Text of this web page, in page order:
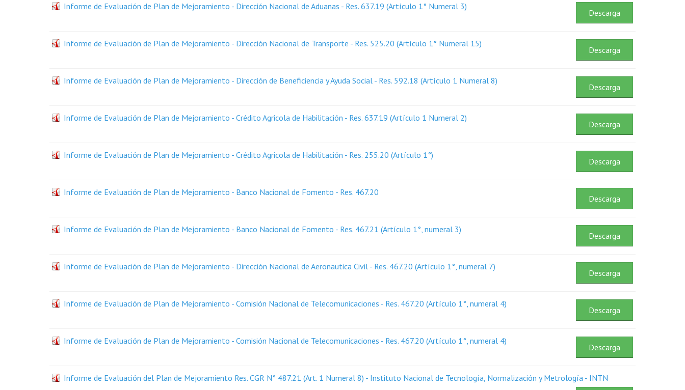
Informe de Evaluación de Plan de Mejoramiento - Dirección Nacional de Aduanas - Res. 637.19 (Artículo 1° Numeral 3)
Descarga
Informe de Evaluación de Plan de Mejoramiento - Dirección Nacional de Transporte - Res. 525.20 (Artículo 1° Numeral 15)
Descarga
Informe de Evaluación de Plan de Mejoramiento - Dirección de Beneficiencia y Ayuda Social - Res. 592.18 (Artículo 1 Numeral 8)
Descarga
Informe de Evaluación de Plan de Mejoramiento - Crédito Agricola de Habilitación - Res. 637.19 (Artículo 1 Numeral 2)
Descarga
Informe de Evaluación de Plan de Mejoramiento - Crédito Agricola de Habilitación - Res. 255.20 (Artículo 1°)
Descarga
Informe de Evaluación de Plan de Mejoramiento - Banco Nacional de Fomento - Res. 467.20
Descarga
Informe de Evaluación de Plan de Mejoramiento - Banco Nacional de Fomento - Res. 467.21 (Artículo 1°, numeral 3)
Descarga
Informe de Evaluación de Plan de Mejoramiento - Dirección Nacional de Aeronautica Civil - Res. 467.20 (Artículo 1°, numeral 7)
Descarga
Informe de Evaluación de Plan de Mejoramiento - Comisión Nacional de Telecomunicaciones - Res. 467.20 (Artículo 1°, numeral 4)
Descarga
Informe de Evaluación de Plan de Mejoramiento - Comisión Nacional de Telecomunicaciones - Res. 467.20 (Artículo 1°, numeral 4)
Descarga
Informe de Evaluación del Plan de Mejoramiento Res. CGR N° 487.21 (Art. 1 Numeral 8) - Instituto Nacional de Tecnología, Normalización y Metrología - INTN